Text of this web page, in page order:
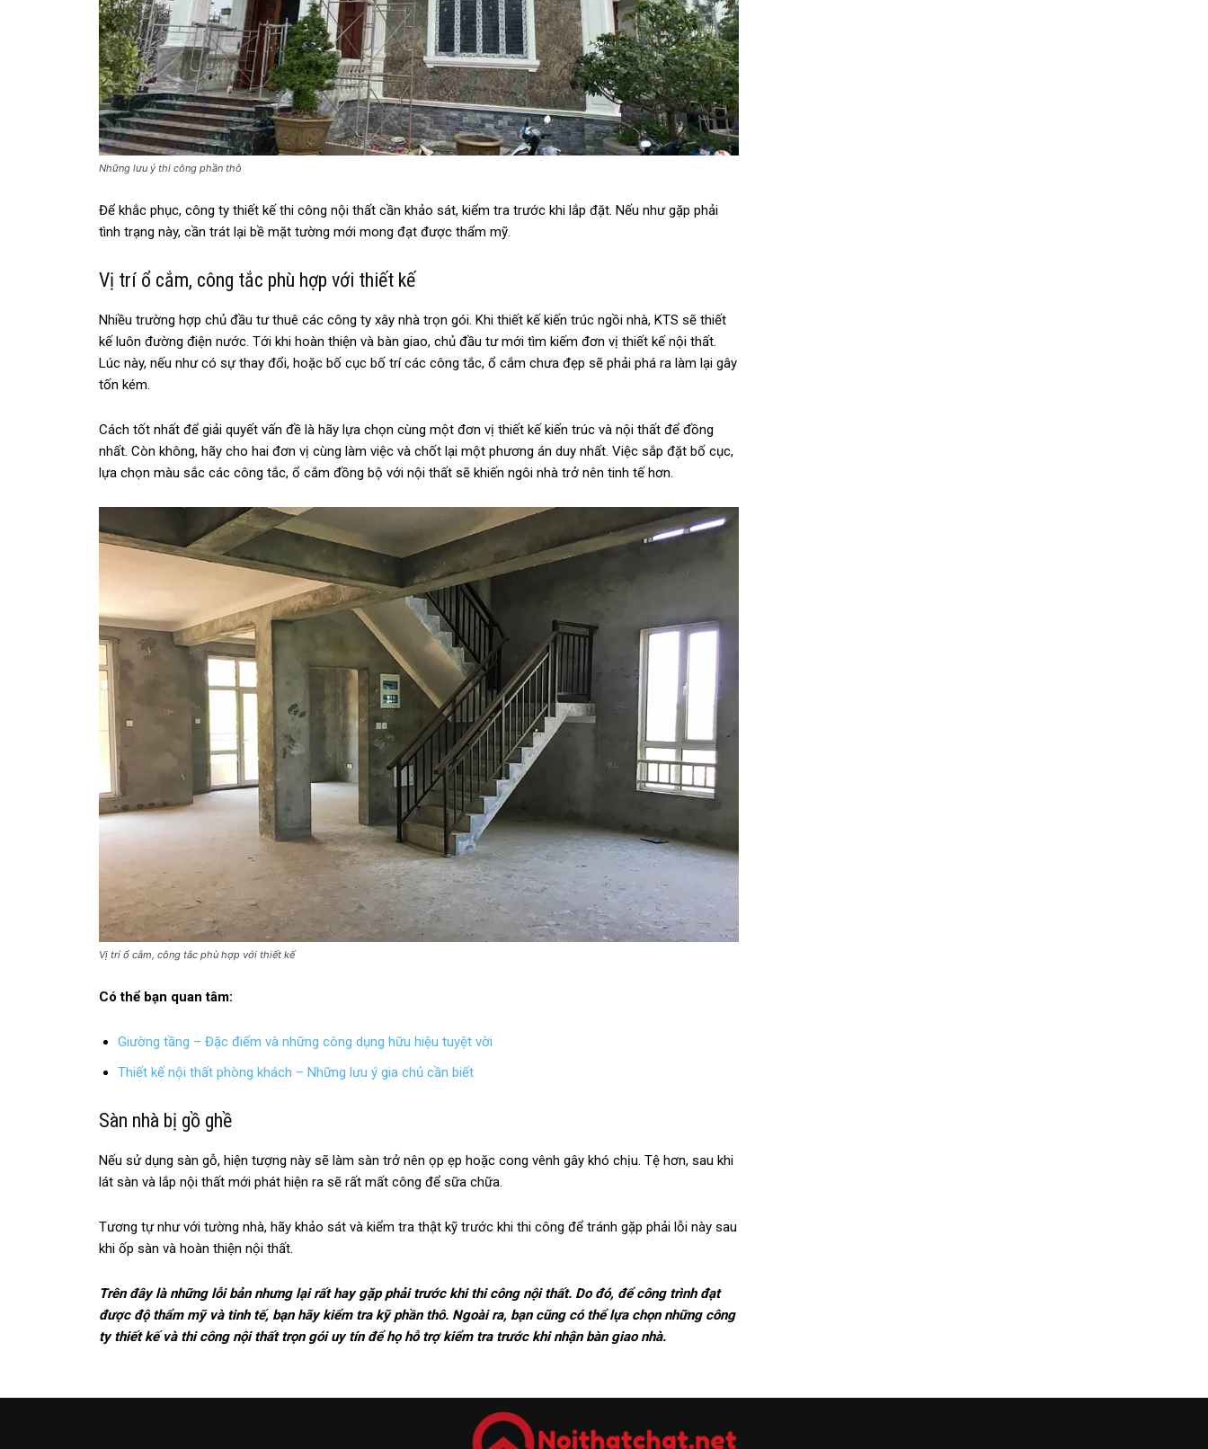
Những lưu ý thi công phần thô
Để khắc phục, công ty thiết kế thi công nội thất cần khảo sát, kiểm tra trước khi lắp đặt. Nếu như gặp phải
tình trạng này, cần trát lại bề mặt tường mới mong đạt được thẩm mỹ.
Vị trí ổ cắm, công tắc phù hợp với thiết kế
Nhiều trường hợp chủ đầu tư thuê các công ty xây nhà trọn gói. Khi thiết kế kiến trúc ngồi nhà, KTS sẽ thiết
kế luôn đường điện nước. Tới khi hoàn thiện và bàn giao, chủ đầu tư mới tìm kiếm đơn vị thiết kế nội thất.
Lúc này, nếu như có sự thay đổi, hoặc bố cục bố trí các công tắc, ổ cắm chưa đẹp sẽ phải phá ra làm lại gây
tốn kém.
Cách tốt nhất để giải quyết vấn đề là hãy lựa chọn cùng một đơn vị thiết kế kiến trúc và nội thất để đồng
nhất. Còn không, hãy cho hai đơn vị cùng làm việc và chốt lại một phương án duy nhất. Việc sắp đặt bố cục,
lựa chọn màu sắc các công tắc, ổ cắm đồng bộ với nội thất sẽ khiến ngôi nhà trở nên tinh tế hơn.
Vị trí ổ cắm, công tắc phù hợp với thiết kế
Có thể bạn quan tâm:
Giường tầng – Đặc điểm và những công dụng hữu hiệu tuyệt vời
Thiết kế nội thất phòng khách – Những lưu ý gia chủ cần biết
Sàn nhà bị gồ ghề
Nếu sử dụng sàn gỗ, hiện tượng này sẽ làm sàn trở nên ọp ẹp hoặc cong vênh gây khó chịu. Tệ hơn, sau khi
lát sàn và lắp nội thất mới phát hiện ra sẽ rất mất công để sữa chữa.
Tương tự như với tường nhà, hãy khảo sát và kiểm tra thật kỹ trước khi thi công để tránh gặp phải lỗi này sau
khi ốp sàn và hoàn thiện nội thất.
Trên đây là những lỗi bản nhưng lại rất hay gặp phải trước khi thi công nội thất. Do đó, để công trình đạt
được độ thẩm mỹ và tinh tế, bạn hãy kiểm tra kỹ phần thô. Ngoài ra, bạn cũng có thể lựa chọn những công
ty thiết kế và thi công nội thất trọn gói uy tín để họ hỗ trợ kiểm tra trước khi nhận bàn giao nhà.